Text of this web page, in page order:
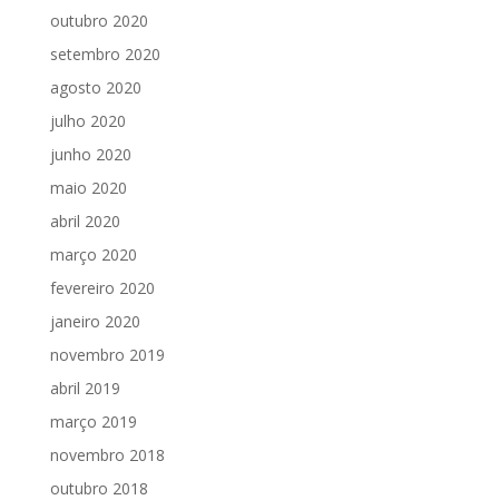
outubro 2020
setembro 2020
agosto 2020
julho 2020
junho 2020
maio 2020
abril 2020
março 2020
fevereiro 2020
janeiro 2020
novembro 2019
abril 2019
março 2019
novembro 2018
outubro 2018